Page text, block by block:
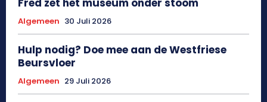
Fred zet het museum onder stoom
Algemeen 30 Juli 2026
Hulp nodig? Doe mee aan de Westfriese
Beursvloer
Algemeen 29 Juli 2026